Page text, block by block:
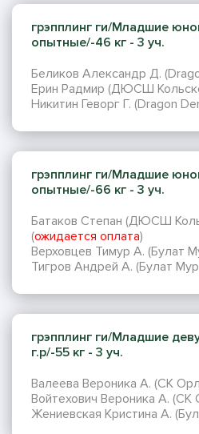
грэпплинг ги/Младшие
опытные/-46 кг - 3 уч.
Беликов Александр Д.
Ерин Радмир (ДЮСШ
Никитин Геворг Г. (Dragon
грэпплинг ги/Младшие
опытные/-66 кг - 3 уч.
Батаков Степан (ДЮСШ
(ожидается оплата)
Верховцев Тимур А. (Булат
Тигров Андрей А. (Булат
грэпплинг ги/Младшие
г.р/-55 кг - 3 уч.
Валеева Вероника А. (СК
Войтехович Вероника А. (СК
Жениевская Кристина А.